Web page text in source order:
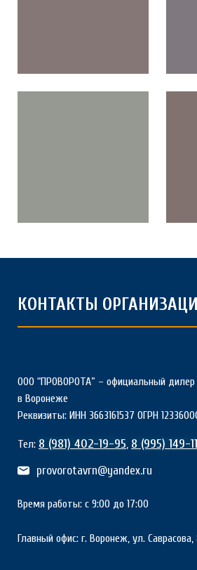
КОНТАКТЫ
ООО “ПРОВОРОТА” – официальный дилер
в Воронеже
Реквизиты: ИНН 3663161537 ОГРН
Тел: 8 (981) 402-19-95 8 (995) 149-
provorotavrn@yandex.ru
Время работы: с 9:00 до 17:00
Главный офис: г. Воронеж, ул. Саврасова,